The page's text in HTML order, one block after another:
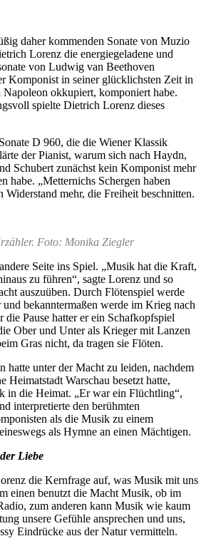
daher kommenden Sonate von Muzio
Lorenz die energiegeladene und
von Ludwig van Beethoven
Komponist in seiner glücklichsten Zeit in
okkupiert, komponiert habe.
spielte Dietrich Lorenz dieses
D 960, die die Wiener Klassik
der Pianist, warum sich nach Haydn,
Schubert zunächst kein Komponist mehr
habe. „Metternichs Schergen haben
mehr, die Freiheit beschnitten.
Foto: Monika Ziegler
Seite ins Spiel. „Musik hat die Kraft,
zu führen“, sagte Lorenz und so
auszuüben. Durch Flötenspiel werde
und bekanntermaßen werde im Krieg nach
Pause hatter er ein Schafkopfspiel
Ober und Unter als Krieger mit Lanzen
Gras nicht, da tragen sie Flöten.
hatte unter der Macht zu leiden, nachdem
Heimatstadt Warschau besetzt hatte,
in die Heimat. „Er war ein Flüchtling“,
interpretierte den berühmten
als die Musik zu einem
als Hymne an einen Mächtigen.
Liebe
die Kernfrage auf, was Musik mit uns
einen benutzt die Macht Musik, ob im
zum anderen kann Musik wie kaum
unsere Gefühle ansprechen und uns,
Eindrücke aus der Natur vermitteln.